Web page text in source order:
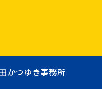
かつゆき事務所